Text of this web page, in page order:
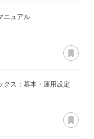
ニュアル
クス：基本・運用設定